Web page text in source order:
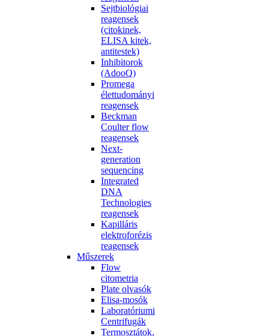
Sejtbiológiai
reagensek
(citokinek,
ELISA kitek,
antitestek)
Inhibitorok
(AdooQ)
Promega
élettudományi
reagensek
Beckman
Coulter flow
reagensek
Next-
generation
sequencing
Integrated
DNA
Technologies
reagensek
Kapilláris
elektroforézis
reagensek
Műszerek
Flow
citometria
Plate olvasók
Elisa-mosók
Laboratóriumi
Centrifugák
Termosztátok,